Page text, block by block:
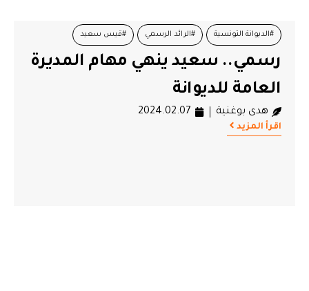
#الديوانة التونسية #الرائد الرسمي #قيس سعيد
رسمي.. سعيد ينهي مهام المديرة
العامة للديوانة
هدى بوغنية 2024.02.07
اقرأ المزيد